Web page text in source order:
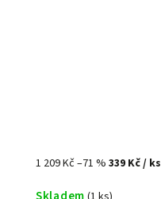
1 209 Kč–71 %339 Kč/ ks